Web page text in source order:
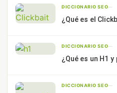
DICCIONARIO SEO—
¿Qué es el
DICCIONARIO SEO—
¿Qué es un H1
DICCIONARIO SEO—